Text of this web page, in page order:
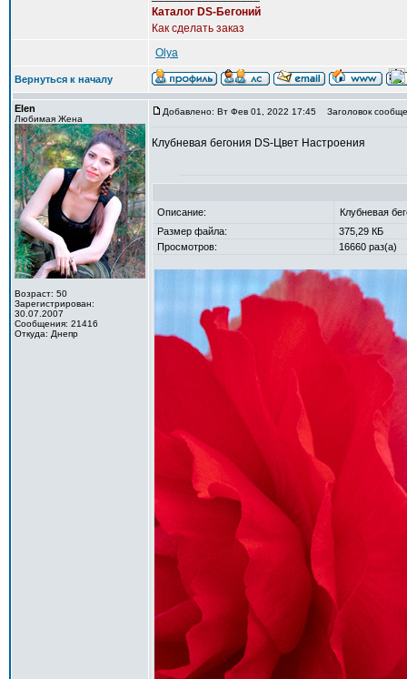
Каталог DS-Бегоний
Как сделать заказ
Olya
Вернуться к началу
Elen
Любимая Жена
Возраст: 50
Зарегистрирован:
30.07.2007
Сообщения: 21416
Откуда: Днепр
Добавлено: Вт Фев 01, 2022 17:45 Заголовок
Клубневая бегония DS-Цвет Настроения
Описание:
Клубневая
Размер файла:
375,29 КБ
Просмотров:
16660 раз(а)